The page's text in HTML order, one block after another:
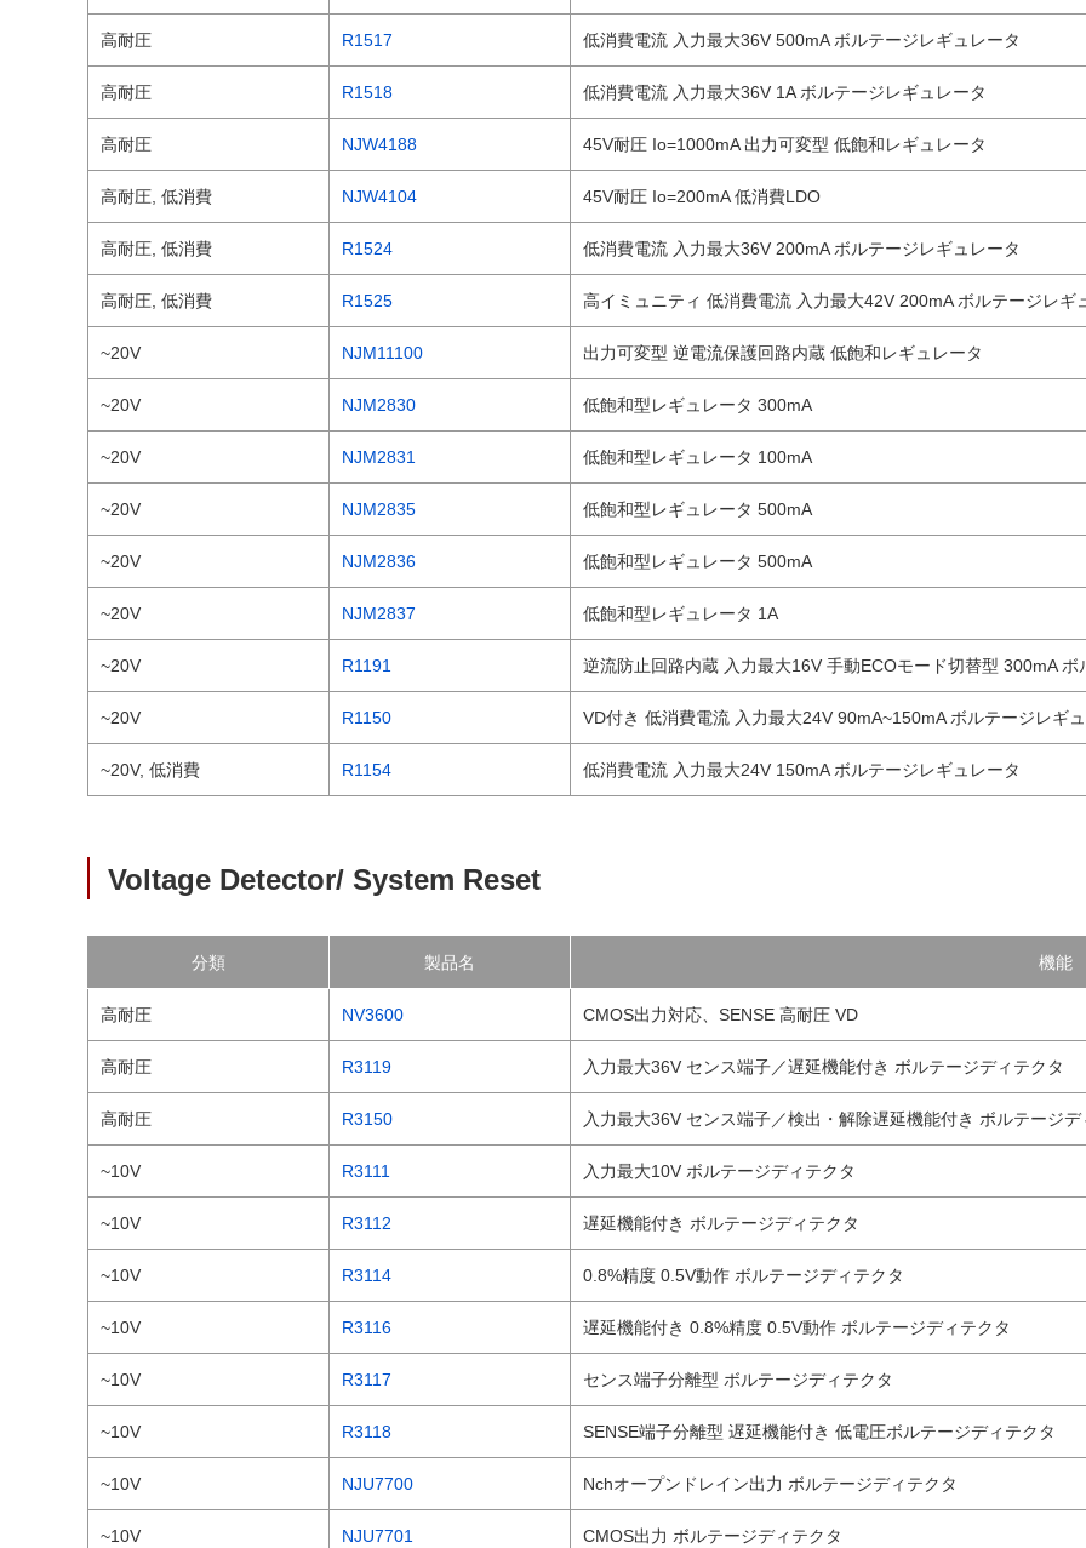
高耐圧 R1517 低消費電流 入力最大36V 500mA ボルテージレギュレータ
高耐圧 R1518 低消費電流 入力最大36V 1A ボルテージレギュレータ
高耐圧 NJW4188 45V耐圧 Io=1000mA 出力可変型 低飽和レギュレータ
高耐圧, 低消費 NJW4104 45V耐圧 Io=200mA 低消費LDO
高耐圧, 低消費 R1524 低消費電流 入力最大36V 200mA ボルテージレギュレータ
高耐圧, 低消費 R1525 高イミュニティ 低消費電流 入力最大42V 200mA ボルテージレギ
~20V NJM11100 出力可変型 逆電流保護回路内蔵 低飽和レギュレータ
~20V NJM2830 低飽和型レギュレータ 300mA
~20V NJM2831 低飽和型レギュレータ 100mA
~20V NJM2835 低飽和型レギュレータ 500mA
~20V NJM2836 低飽和型レギュレータ 500mA
~20V NJM2837 低飽和型レギュレータ 1A
~20V R1191 逆流防止回路内蔵 入力最大16V 手動ECOモード切替型 300mA ボ
~20V R1150 VD付き 低消費電流 入力最大24V 90mA~150mA ボルテージレギ
~20V, 低消費 R1154 低消費電流 入力最大24V 150mA ボルテージレギュレータ
Voltage Detector/ System Reset
分類 製品名 機能
高耐圧 NV3600 CMOS出力対応、SENSE 高耐圧 VD
高耐圧 R3119 入力最大36V センス端子／遅延機能付き ボルテージディテクタ
高耐圧 R3150 入力最大36V センス端子／検出・解除遅延機能付き ボルテージデ
~10V R3111 入力最大10V ボルテージディテクタ
~10V R3112 遅延機能付き ボルテージディテクタ
~10V R3114 0.8%精度 0.5V動作 ボルテージディテクタ
~10V R3116 遅延機能付き 0.8%精度 0.5V動作 ボルテージディテクタ
~10V R3117 センス端子分離型 ボルテージディテクタ
~10V R3118 SENSE端子分離型 遅延機能付き 低電圧ボルテージディテクタ
~10V NJU7700 Nchオープンドレイン出力 ボルテージディテクタ
~10V NJU7701 CMOS出力 ボルテージディテクタ